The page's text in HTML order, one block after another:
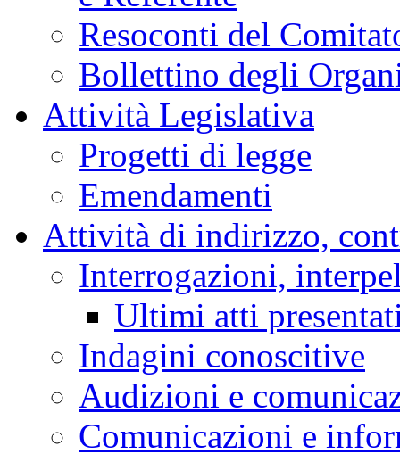
Resoconti del
Bollettino degli
Attività Legislativa
Progetti di legge
Emendamenti
Attività di indirizzo,
Interrogazioni,
Ultimi atti
Indagini conoscitive
Audizioni e
Comunicazioni e